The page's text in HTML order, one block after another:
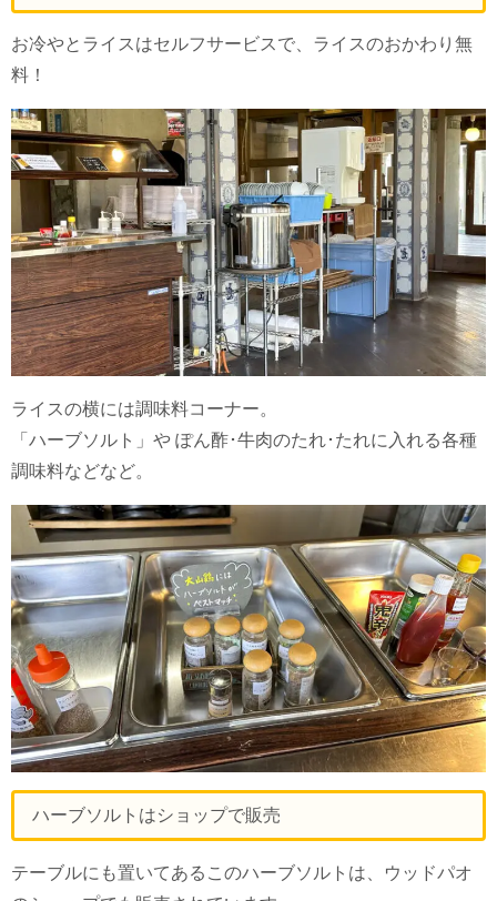
お冷やとライスはセルフサービスで、ライスのおかわり無
料！
ライスの横には調味料コーナー。
「ハーブソルト」や ぽん酢･牛肉のたれ･たれに入れる各種
調味料などなど。
ハーブソルトはショップで販売
テーブルにも置いてあるこのハーブソルトは、ウッドパオ